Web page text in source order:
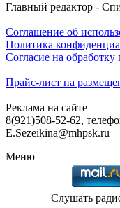
Главный редактор -
Соглашение об
Политика
Согласие на
Прайс-лист на
Реклама на сайте
8(921)508-52-62,
E.Sezeikina@mhpsk.ru
Меню
Слушать